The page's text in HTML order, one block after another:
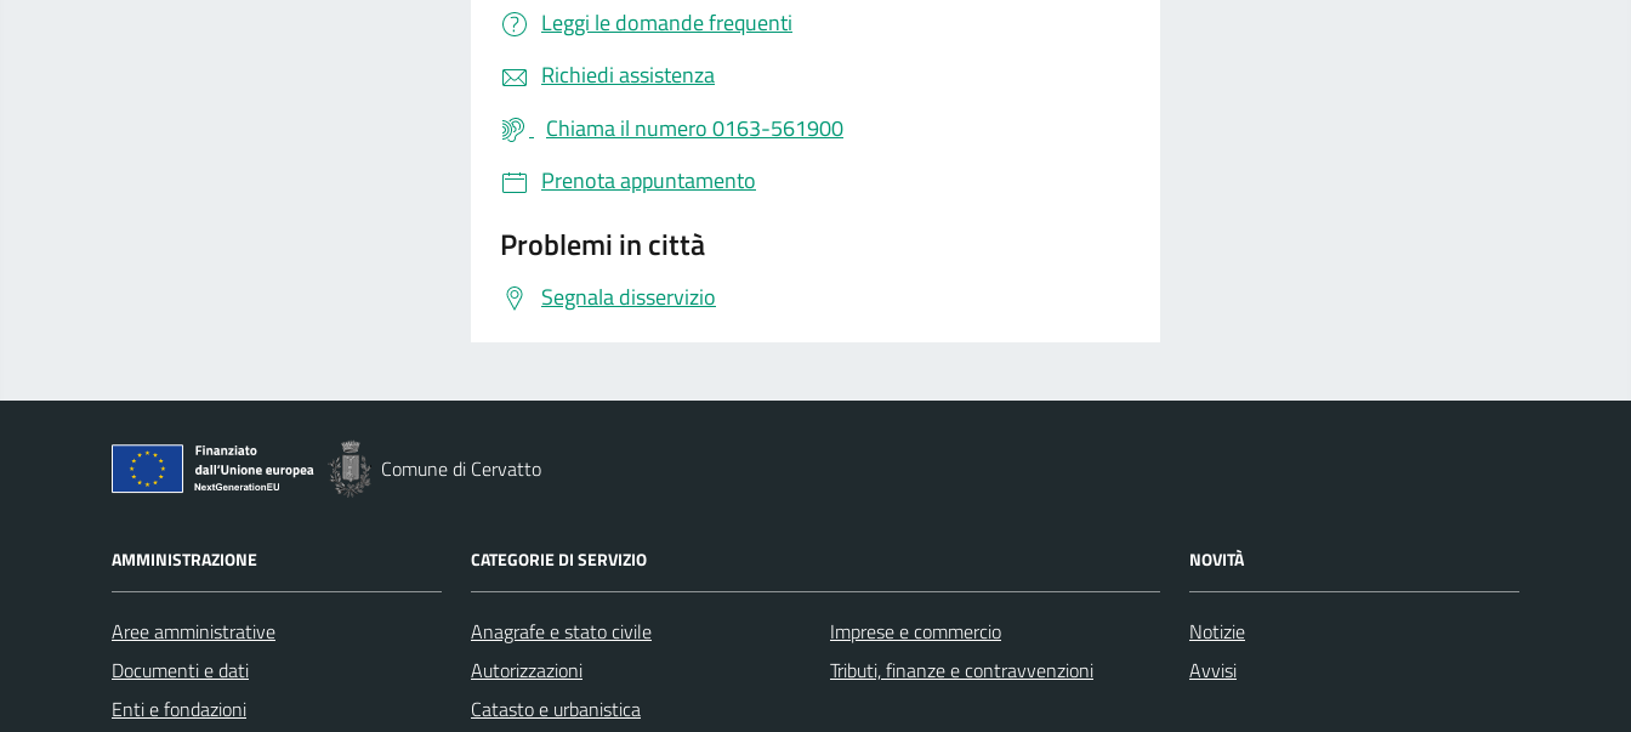
Leggi le domande frequenti
Richiedi assistenza
Chiama il numero 0163-561900
Prenota appuntamento
Problemi in città
Segnala disservizio
Comune di Cervatto
AMMINISTRAZIONE
Aree amministrative
Documenti e dati
Enti e fondazioni
CATEGORIE DI SERVIZIO
Anagrafe e stato civile
Autorizzazioni
Catasto e urbanistica
Imprese e commercio
Tributi, finanze e contravvenzioni
NOVITÀ
Notizie
Avvisi